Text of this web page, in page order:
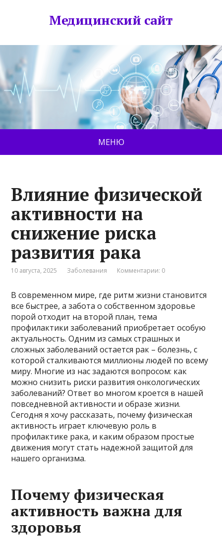
Медицинский сайт
МЕНЮ
Влияние физической
активности на
снижение риска
развития рака
10 августа, 2025 Заболевания Комментарии: 0
В современном мире, где ритм жизни становится
все быстрее, а забота о собственном здоровье
порой отходит на второй план, тема
профилактики заболеваний приобретает особую
актуальность. Одним из самых страшных и
сложных заболеваний остается рак – болезнь, с
которой сталкиваются миллионы людей по всему
миру. Многие из нас задаются вопросом: как
можно снизить риски развития онкологических
заболеваний? Ответ во многом кроется в нашей
повседневной активности и образе жизни.
Сегодня я хочу рассказать, почему физическая
активность играет ключевую роль в
профилактике рака, и каким образом простые
движения могут стать надежной защитой для
нашего организма.
Почему физическая
активность важна для
здоровья